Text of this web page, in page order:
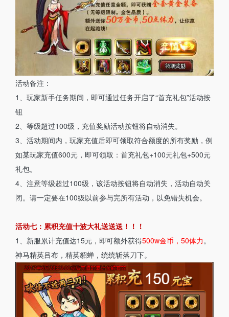
活动备注：
1、玩家新手任务期间，即可通过任务开启了“首充礼包”活动按
钮
2、等级超过100级，充值奖励活动按钮将自动消失。
3、活动期间内，玩家充值后即可领取符合额度的所有奖励，例
如某玩家充值600元，即可领取：首充礼包+100元礼包+500元
礼包。
4、注意等级超过100级，该活动按钮将自动消失，活动自动关
闭。请一定要在100级以前参与完所有活动，以免错失机会。
活动七：累积充值十波大礼送送送！！！
1、新服累计充值达15元，即可额外获得500w金币，50体力。
神马精英吕布，精英貂蝉，统统斩落刀下。